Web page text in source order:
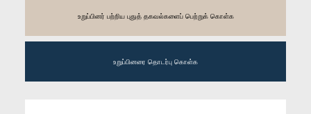
உறுப்பினர் பற்றிய புதுத் தகவல்களைப் பெற்றுக் கொள்க
உறுப்பினரை தொடர்பு கொள்க